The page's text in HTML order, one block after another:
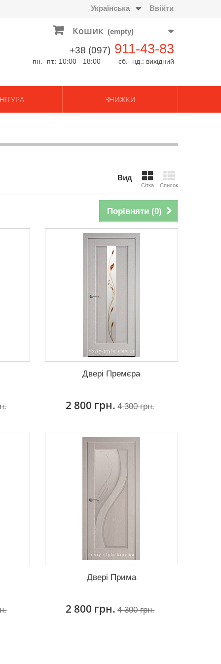
Ввійти
Українська
Кошик (empty)
+38 (097) 911-43-83
пн.- пт.: 10:00 - 18:00 сб.- нд.: вихідний
ЗНИЖКИ
Вид
Сітка Список
Порівняти (0)
Двері Премєра
2 800 грн. 4 300 грн.
Двері Прима
2 800 грн. 4 300 грн.